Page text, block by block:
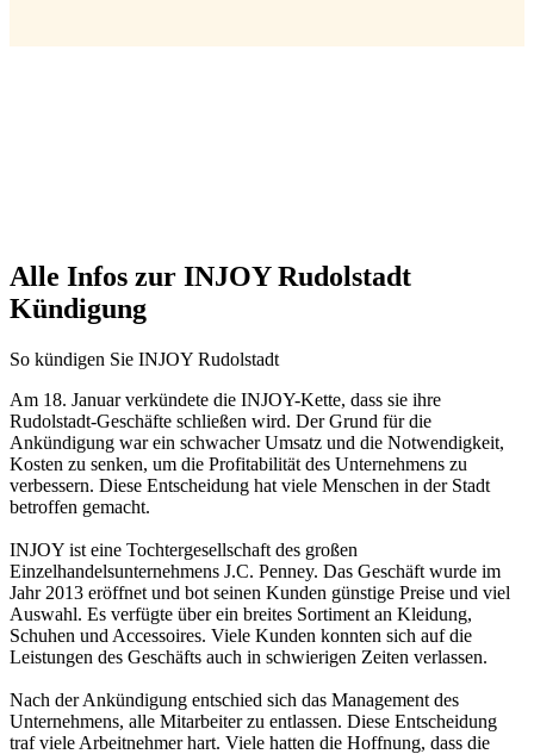
Alle Infos zur INJOY Rudolstadt
Kündigung
So kündigen Sie INJOY Rudolstadt
Am 18. Januar verkündete die INJOY-Kette, dass sie ihre
Rudolstadt-Geschäfte schließen wird. Der Grund für die
Ankündigung war ein schwacher Umsatz und die Notwendigkeit,
Kosten zu senken, um die Profitabilität des Unternehmens zu
verbessern. Diese Entscheidung hat viele Menschen in der Stadt
betroffen gemacht.
INJOY ist eine Tochtergesellschaft des großen
Einzelhandelsunternehmens J.C. Penney. Das Geschäft wurde im
Jahr 2013 eröffnet und bot seinen Kunden günstige Preise und viel
Auswahl. Es verfügte über ein breites Sortiment an Kleidung,
Schuhen und Accessoires. Viele Kunden konnten sich auf die
Leistungen des Geschäfts auch in schwierigen Zeiten verlassen.
Nach der Ankündigung entschied sich das Management des
Unternehmens, alle Mitarbeiter zu entlassen. Diese Entscheidung
traf viele Arbeitnehmer hart. Viele hatten die Hoffnung, dass die